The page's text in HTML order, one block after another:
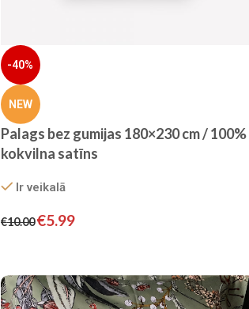
-40%
NEW
Palags bez gumijas 180×230 cm / 100%
kokvilna satīns
Ir veikalā
€10.00€5.99